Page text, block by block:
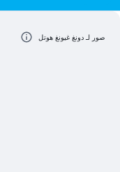
صور لـ دونغ غيونغ هوتل